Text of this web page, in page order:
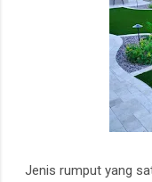
Jenis rumput yang